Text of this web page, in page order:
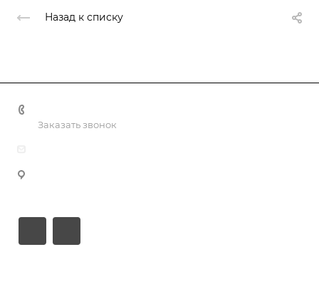
Назад к списку
Заказать звонок